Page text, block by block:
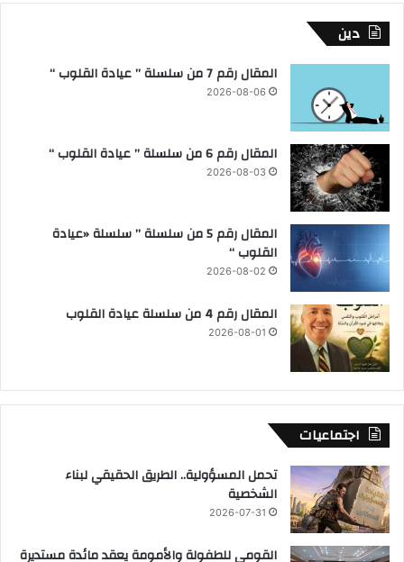
دين
المقال رقم 7 من سلسلة ” عيادة القلوب “
2026-08-06
المقال رقم 6 من سلسلة ” عيادة القلوب “
2026-08-03
المقال رقم 5 من سلسلة ” سلسلة «عيادة
القلوب “
2026-08-02
المقال رقم 4 من سلسلة عيادة القلوب
2026-08-01
اجتماعيات
تحمل المسؤولية.. الطريق الحقيقي لبناء
الشخصية
2026-07-31
القومي للطفولة والأمومة يعقد مائدة مستديرة